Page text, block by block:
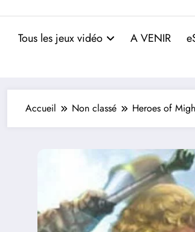
Tous les jeux vidéo A VENIR
Accueil Non classé Heroes of